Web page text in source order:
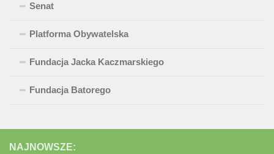
Senat
Platforma Obywatelska
Fundacja Jacka Kaczmarskiego
Fundacja Batorego
NAJNOWSZE: